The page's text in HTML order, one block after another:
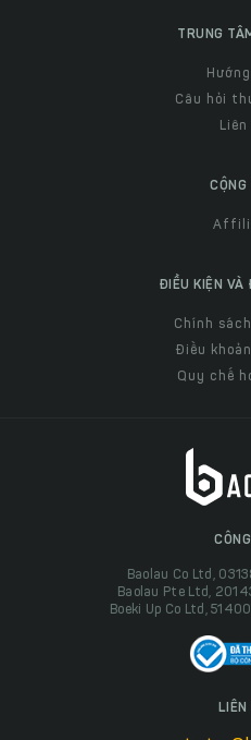
TRUNG
Câu hỏi
Liên
CỘNG
ĐIỀU KIỆN VÀ
Chính
Điều
Quy chế
Baolau Co Ltd,
Baolau Pte Ltd,
Boeki Up Co Ltd,
LIÊN